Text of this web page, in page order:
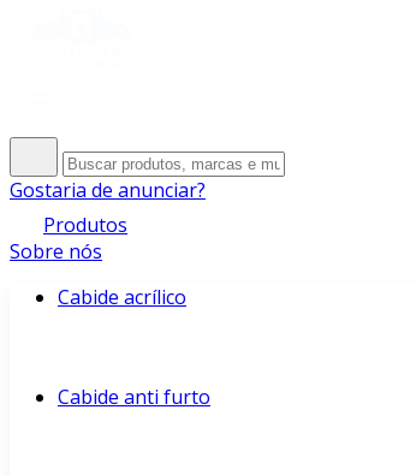
Gostaria de anunciar?
Produtos
Sobre nós
Cabide acrílico
Cabide anti furto